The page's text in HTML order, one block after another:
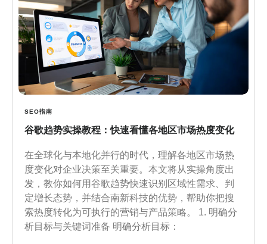
SEO指南
谷歌趋势实操教程：快速看懂各地区市场热度变化
在全球化与本地化并行的时代，理解各地区市场热
度变化对企业决策至关重要。本文将从实操角度出
发，教你如何用谷歌趋势快速识别区域性需求、判
定增长态势，并结合南新科技的优势，帮助你把搜
索热度转化为可执行的营销与产品策略。 1. 明确分
析目标与关键词准备 明确分析目标：